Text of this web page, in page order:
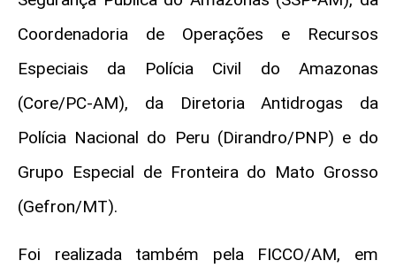
Coordenadoria de Operações e Recursos
Especiais da Polícia Civil do Amazonas
(Core/PC-AM), da Diretoria Antidrogas da
Polícia Nacional do Peru (Dirandro/PNP) e do
Grupo Especial de Fronteira do Mato Grosso
(Gefron/MT).
Foi realizada também pela FICCO/AM, em